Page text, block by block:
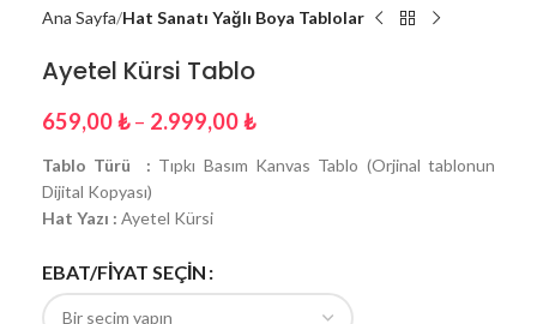
Ana Sayfa Hat Sanatı Yağlı Boya Tablolar
Ayetel Kürsi Tablo
659,00₺ – 2.999,00₺
Tablo Türü : Tıpkı Basım Kanvas Tablo (Orjinal tablonun
Dijital Kopyası)
Hat Yazı : Ayetel Kürsi
EBAT/FİYAT SEÇİN